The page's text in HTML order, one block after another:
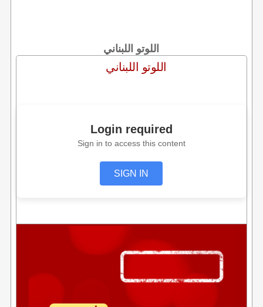
اللوتو اللبناني
اللوتو اللبناني
Login required
Sign in to access this content
SIGN IN